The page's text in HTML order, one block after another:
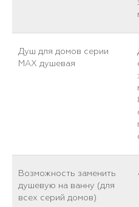
Душ для домов серии
MAX душевая
Возможность заменить
душевую на ванну (для
всех серий домов)